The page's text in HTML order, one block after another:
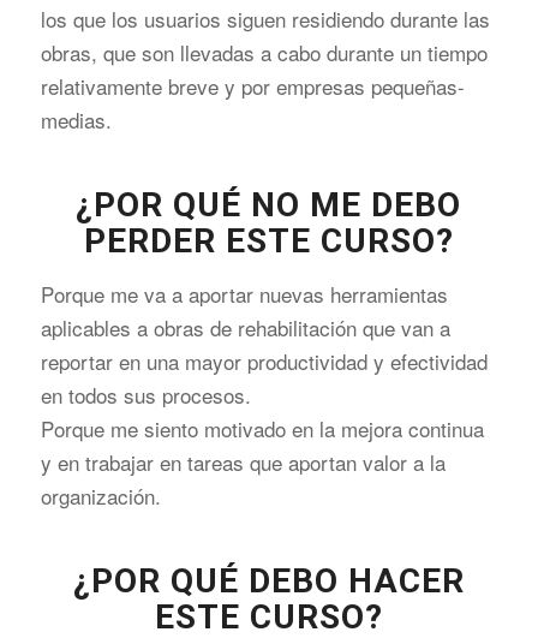
los que los usuarios siguen residiendo durante las
obras, que son llevadas a cabo durante un tiempo
relativamente breve y por empresas pequeñas-
medias.
¿POR QUÉ NO ME DEBO
PERDER ESTE CURSO?
Porque me va a aportar nuevas herramientas
aplicables a obras de rehabilitación que van a
reportar en una mayor productividad y efectividad
en todos sus procesos.
Porque me siento motivado en la mejora continua
y en trabajar en tareas que aportan valor a la
organización.
¿POR QUÉ DEBO HACER
ESTE CURSO?